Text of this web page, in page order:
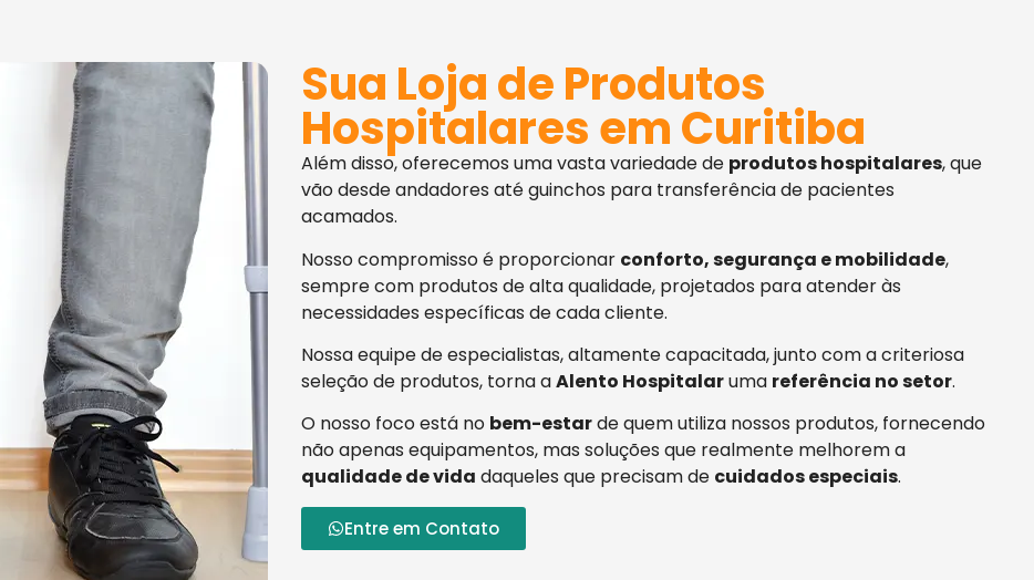
Sua Loja de Produtos
Hospitalares em Curitiba
Além disso, oferecemos uma vasta variedade de produtos hospitalares, que
vão desde andadores até guinchos para transferência de pacientes
acamados.
Nosso compromisso é proporcionar conforto, segurança e mobilidade,
sempre com produtos de alta qualidade, projetados para atender às
necessidades específicas de cada cliente.
Nossa equipe de especialistas, altamente capacitada, junto com a criteriosa
seleção de produtos, torna aAlento Hospitalaruma referência no setor.
O nosso foco está no bem-estarde quem utiliza nossos produtos, fornecendo
não apenas equipamentos, mas soluções que realmente melhorem a
qualidade de vida daqueles que precisam de cuidados especiais.
Entre em Contato